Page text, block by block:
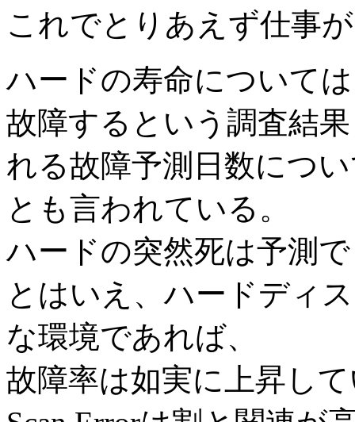
これでとりあえず仕事
ハードの寿命について
故障するという調査結
れる故障予測日数につ
とも言われている。
ハードの突然死は予測
とはいえ、ハードディ
な環境であれば、
故障率は如実に上昇し